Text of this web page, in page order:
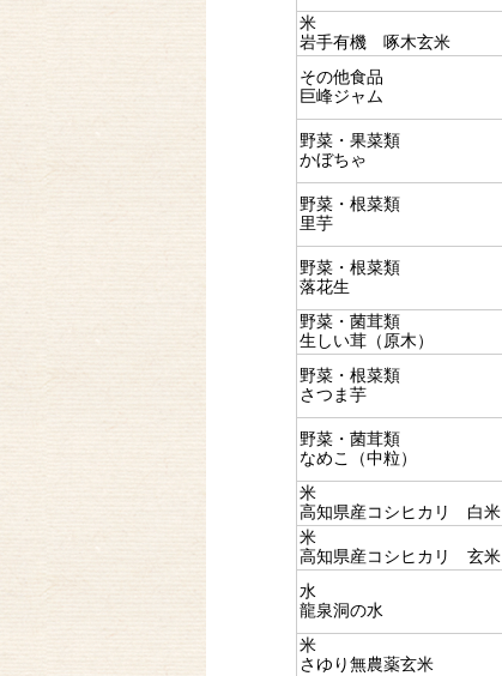
米
岩手有機 啄木玄米
その他食品
巨峰ジャム
野菜・果菜類
かぼちゃ
野菜・根菜類
里芋
野菜・根菜類
落花生
野菜・菌茸類
生しい茸（原木）
野菜・根菜類
さつま芋
野菜・菌茸類
なめこ（中粒）
米
高知県産コシヒカリ 白米
米
高知県産コシヒカリ 玄米
水
龍泉洞の水
米
さゆり無農薬玄米